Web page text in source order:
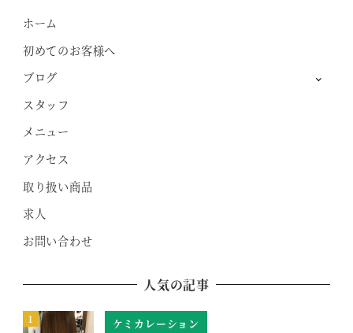
ホーム
初めてのお客様へ
ブログ
スタッフ
メニュー
アクセス
取り扱い商品
求人
お問い合わせ
人気の記事
ケミカレーション